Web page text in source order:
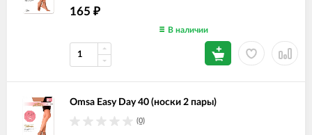
165 ₽
В наличии
Omsa Easy Day 40 (носки 2 пары)
(0)